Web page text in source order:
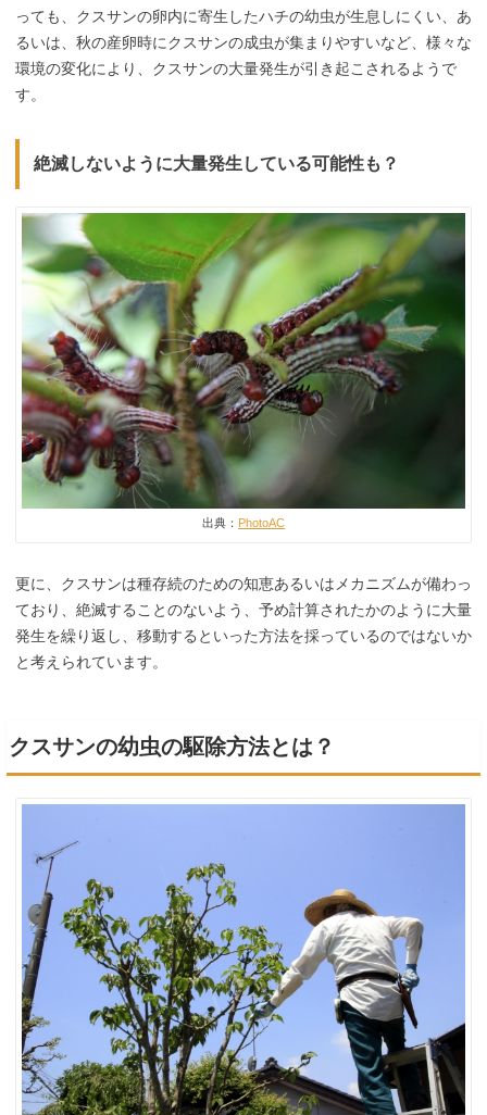
っても、クスサンの卵内に寄生したハチの幼虫が生息しにくい、あ
るいは、秋の産卵時にクスサンの成虫が集まりやすいなど、様々な
環境の変化により、クスサンの大量発生が引き起こされるようで
す。
絶滅しないように大量発生している可能性も？
出典： PhotoAC
更に、クスサンは種存続のための知恵あるいはメカニズムが備わっ
ており、絶滅することのないよう、予め計算されたかのように大量
発生を繰り返し、移動するといった方法を採っているのではないか
と考えられています。
クスサンの幼虫の駆除方法とは？